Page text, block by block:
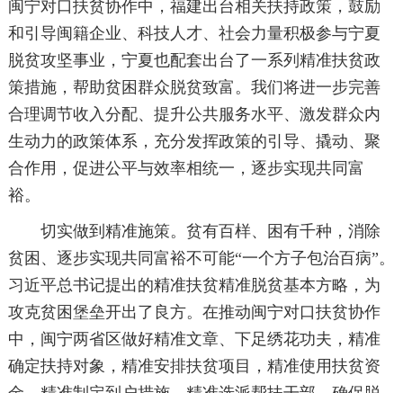
闽宁对口扶贫协作中，福建出台相关扶持政策，鼓励
和引导闽籍企业、科技人才、社会力量积极参与宁夏
脱贫攻坚事业，宁夏也配套出台了一系列精准扶贫政
策措施，帮助贫困群众脱贫致富。我们将进一步完善
合理调节收入分配、提升公共服务水平、激发群众内
生动力的政策体系，充分发挥政策的引导、撬动、聚
合作用，促进公平与效率相统一，逐步实现共同富
裕。
切实做到精准施策。贫有百样、困有千种，消除
贫困、逐步实现共同富裕不可能“一个方子包治百病”。
习近平总书记提出的精准扶贫精准脱贫基本方略，为
攻克贫困堡垒开出了良方。在推动闽宁对口扶贫协作
中，闽宁两省区做好精准文章、下足绣花功夫，精准
确定扶持对象，精准安排扶贫项目，精准使用扶贫资